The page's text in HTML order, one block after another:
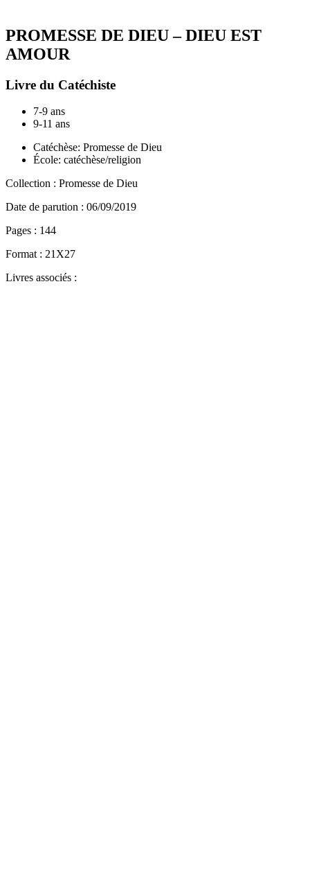
PROMESSE DE DIEU – DIEU EST
AMOUR
Livre du Catéchiste
7-9 ans
9-11 ans
Catéchèse: Promesse de Dieu
École: catéchèse/religion
Collection : Promesse de Dieu
Date de parution : 06/09/2019
Pages : 144
Format : 21X27
Livres associés :